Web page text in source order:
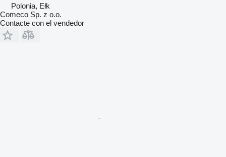
Polonia, Ełk
Comeco Sp. z o.o.
Contacte con el vendedor